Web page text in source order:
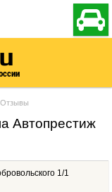

Отзывы
Автопрестиж
1/1